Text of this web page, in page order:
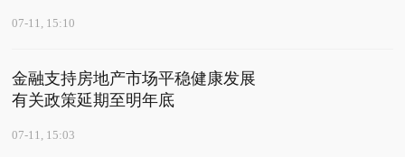
07-11, 15:10
金融支持房地产市场平稳健康发展
有关政策延期至明年底
07-11, 15:03